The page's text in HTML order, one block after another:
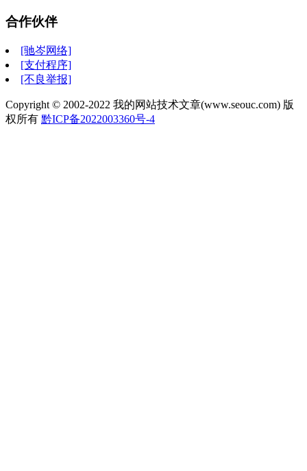
合作伙伴
[驰岑网络]
[支付程序]
[不良举报]
Copyright © 2002-2022 我的网站技术文章(www.seouc.com) 版
权所有 黔ICP备2022003360号-4